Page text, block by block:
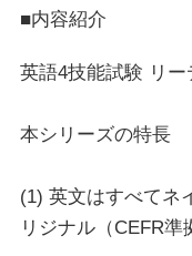
■内容紹介
英語4技能試験 リ
本シリーズの特長
(1) 英文はすべてネ
リジナル（CEFR準